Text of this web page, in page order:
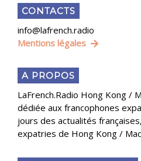
CONTACTS
info@lafrench.radio
Mentions légales
A PROPOS
LaFrench.Radio Hong Kong /
dédiée aux francophones
jours des actualités
expatries de Hong Kong /